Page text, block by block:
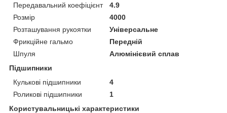
Передавальний коефіцієнт
4.9
Розмір
4000
Розташування рукоятки
Універсальне
Фрикційне гальмо
Передній
Шпуля
Алюмінієвий сплав
Підшипники
Кулькові підшипники
4
Роликові підшипники
1
Користувальницькі характеристики